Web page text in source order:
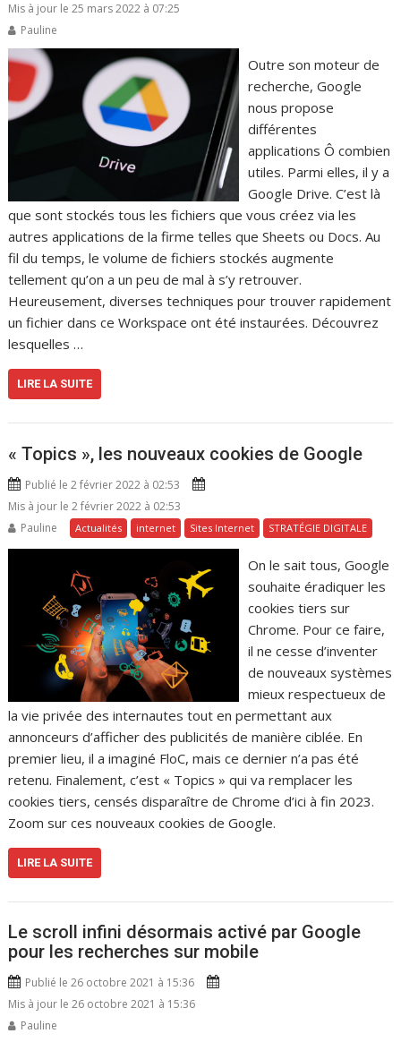
Mis à jour le 25 mars 2022 à 07:25
Pauline
Outre son moteur de
recherche, Google
nous propose
différentes
applications Ô combien
utiles. Parmi elles, il y a
Google Drive. C’est là
que sont stockés tous les fichiers que vous créez via les
autres applications de la firme telles que Sheets ou Docs. Au
fil du temps, le volume de fichiers stockés augmente
tellement qu’on a un peu de mal à s’y retrouver.
Heureusement, diverses techniques pour trouver rapidement
un fichier dans ce Workspace ont été instaurées. Découvrez
lesquelles …
LIRE LA SUITE
« Topics », les nouveaux cookies de Google
Publié le 2 février 2022 à 02:53
Mis à jour le 2 février 2022 à 02:53
Pauline
Actualités internet Sites Internet STRATÉGIE DIGITALE
On le sait tous, Google
souhaite éradiquer les
cookies tiers sur
Chrome. Pour ce faire,
il ne cesse d’inventer
de nouveaux systèmes
mieux respectueux de
la vie privée des internautes tout en permettant aux
annonceurs d’afficher des publicités de manière ciblée. En
premier lieu, il a imaginé FloC, mais ce dernier n’a pas été
retenu. Finalement, c’est « Topics » qui va remplacer les
cookies tiers, censés disparaître de Chrome d’ici à fin 2023.
Zoom sur ces nouveaux cookies de Google.
LIRE LA SUITE
Le scroll infini désormais activé par Google
pour les recherches sur mobile
Publié le 26 octobre 2021 à 15:36
Mis à jour le 26 octobre 2021 à 15:36
Pauline